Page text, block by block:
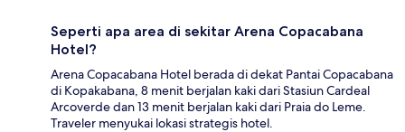
Seperti apa area di sekitar Arena Copacabana
Hotel?
Arena Copacabana Hotel berada di dekat Pantai Copacabana
di Kopakabana, 8 menit berjalan kaki dari Stasiun Cardeal
Arcoverde dan 13 menit berjalan kaki dari Praia do Leme.
Traveler menyukai lokasi strategis hotel.